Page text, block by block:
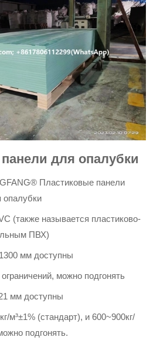
для опалубки
Пластиковые панели
опалубки
(также называется пластиково-
ПВХ)
мм доступны
ограничений, можно подгонять
мм доступны
м³±1% (стандарт), и 600~900кг/
подгонять.